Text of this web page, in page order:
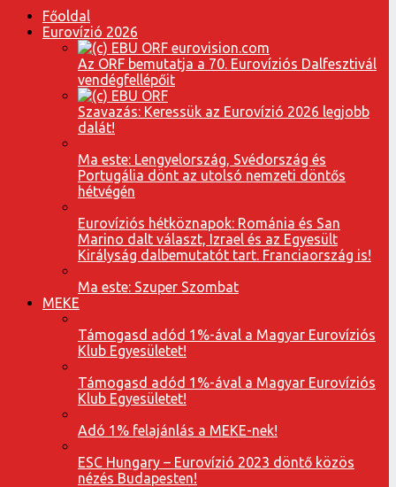
Főoldal
Eurovízió 2026
Az ORF bemutatja a 70. Eurovíziós Dalfesztivál
vendégfellépőit
Szavazás: Keressük az Eurovízió 2026 legjobb
dalát!
Ma este: Lengyelország, Svédország és
Portugália dönt az utolsó nemzeti döntős
hétvégén
Eurovíziós hétköznapok: Románia és San
Marino dalt választ, Izrael és az Egyesült
Királyság dalbemutatót tart. Franciaország is!
Ma este: Szuper Szombat
MEKE
Támogasd adód 1%-ával a Magyar Eurovíziós
Klub Egyesületet!
Támogasd adód 1%-ával a Magyar Eurovíziós
Klub Egyesületet!
Adó 1% felajánlás a MEKE-nek!
ESC Hungary – Eurovízió 2023 döntő közös
nézés Budapesten!